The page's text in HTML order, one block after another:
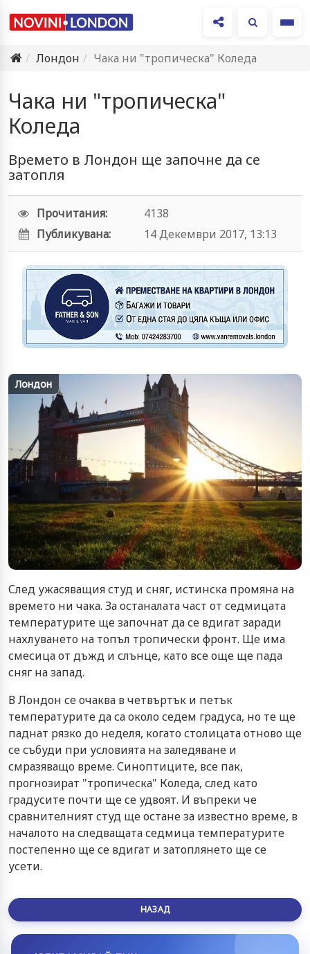
Лондон
Чака ни "тропическа" Коледа
Чака ни "тропическа"
Коледа
Времето в Лондон ще започне да се
затопля
Прочитания:
4138
Публикувана:
14 Декември 2017, 13:13
Лондон
След ужасяващия студ и сняг, истинска промяна на
времето ни чака. За останалата част от седмицата
температурите ще започнат да се вдигат заради
нахлуването на топъл тропически фронт. Ще има
смесица от дъжд и слънце, като все още ще пада
сняг на запад.
В Лондон се очаква в четвъртък и петък
температурите да са около седем градуса, но те ще
паднат рязко до неделя, когато столицата отново ще
се събуди при условията на заледяване и
смразяващо време. Синоптиците, все пак,
прогнозират "тропическа" Коледа, след като
градусите почти ще се удвоят. И въпреки че
сравнителният студ ще остане за известно време, в
началото на следващата седмица температурите
постепенно ще се вдигат и затоплянето ще се
усети.
НАЗАД